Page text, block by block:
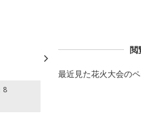
8
閲
最近見た花火大会の